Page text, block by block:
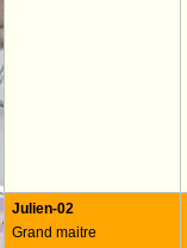
Julien-02
Grand maitre